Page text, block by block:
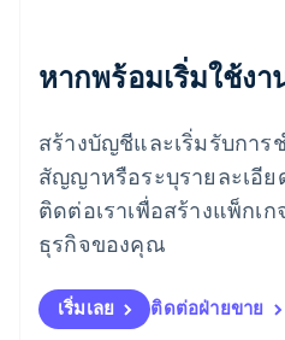
หากพร้อมเริ่มใช้งา
สร้างบัญชีและเริ่มรับการ
สัญญาหรือระบุรายละเอีย
ติดต่อเราเพื่อสร้างแพ็กเ
ธุรกิจของคุณ
เริ่มเลย ติดต่อฝ่ายขาย
เยอรมนี
โรมาเนีย
English
ลักเซมเบิร์ก
FrançaisDeutschEnglish
ลัตเวีย
English
Deutsch English
ลิทัวเนีย